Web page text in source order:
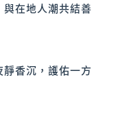
在地人潮共結善
香沉，護佑一方